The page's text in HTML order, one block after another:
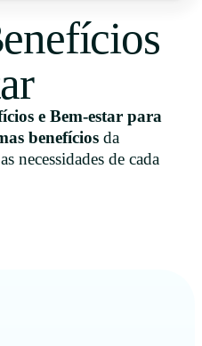
e Bem-estar para
benefícios da
necessidades de cada